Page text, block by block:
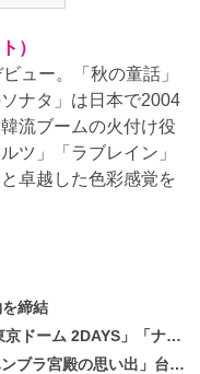
）
ュー。「秋の童話」
ナタ」は日本で2004
流ブームの火付け役
ツ」「ラブレイン」
卓越した色彩感覚を
締結
ラドーム1DAY」2019年ドームツアー開催決定！！
思い出」台本読み現場を公開